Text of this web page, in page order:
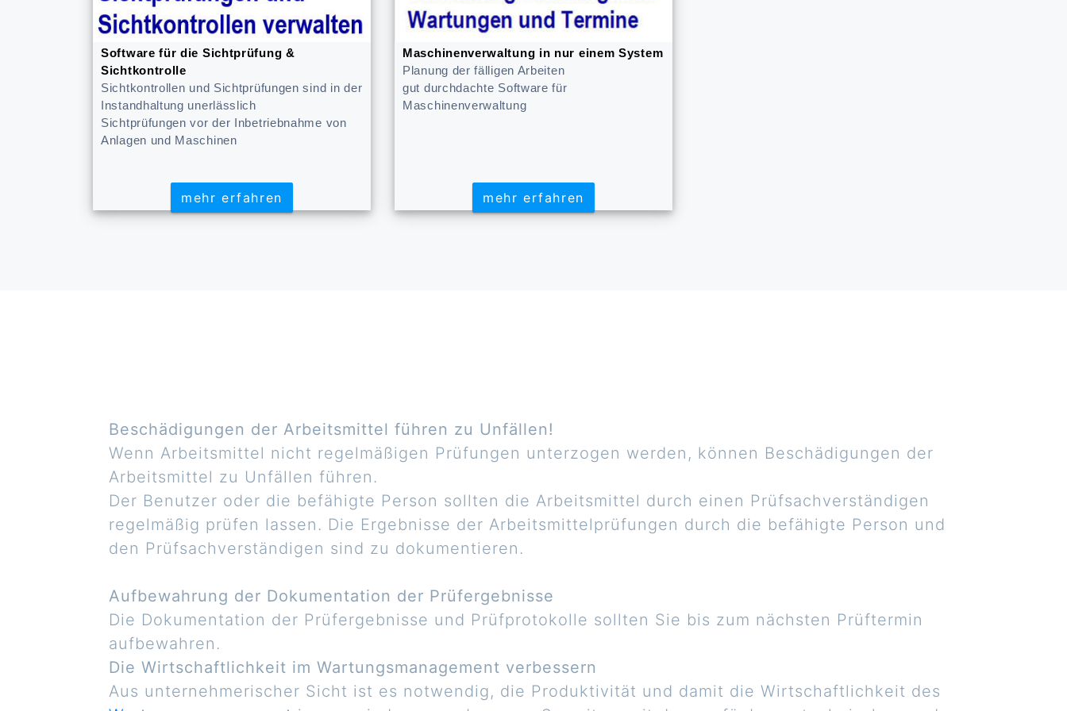
Software für die Sichtprüfung &
Sichtkontrolle
Sichtkontrollen und Sichtprüfungen sind in der
Instandhaltung unerlässlich
Sichtprüfungen vor der Inbetriebnahme von
Anlagen und Maschinen
mehr erfahren
mehr erfahren
Maschinenverwaltung in nur einem System
Planung der fälligen Arbeiten
gut durchdachte Software für
Maschinenverwaltung
mehr erfahren
mehr erfahren
Beschädigungen der Arbeitsmittel führen zu Unfällen!
Wenn Arbeitsmittel nicht regelmäßigen Prüfungen unterzogen werden, können Beschädigungen der
Arbeitsmittel zu Unfällen führen.
Der Benutzer oder die befähigte Person sollten die Arbeitsmittel durch einen Prüfsachverständigen
regelmäßig prüfen lassen. Die Ergebnisse der Arbeitsmittelprüfungen durch die befähigte Person und
den Prüfsachverständigen sind zu dokumentieren.
Aufbewahrung der Dokumentation der Prüfergebnisse
Die Dokumentation der Prüfergebnisse und Prüfprotokolle sollten Sie bis zum nächsten Prüftermin
aufbewahren.
Die Wirtschaftlichkeit im Wartungsmanagement verbessern
Aus unternehmerischer Sicht ist es notwendig, die Produktivität und damit die Wirtschaftlichkeit des